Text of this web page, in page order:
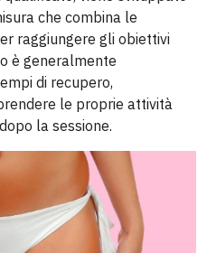
che combina le
raggiungere gli obiettivi
è generalmente
di recupero,
le proprie attività
la sessione.